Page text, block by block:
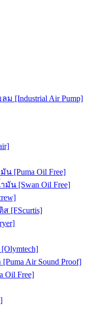
[Industrial Air Pump]
[Puma Oil Free]
น [Swan Oil Free]
[FScurtis]
Air Sound Proof]
Oil Free]